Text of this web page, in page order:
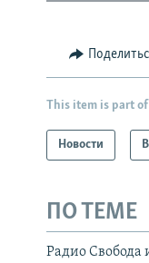
This item is part of
Новости
ПО ТЕМЕ
Радио Свобода